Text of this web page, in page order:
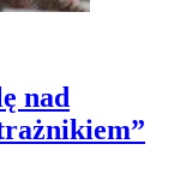
nad